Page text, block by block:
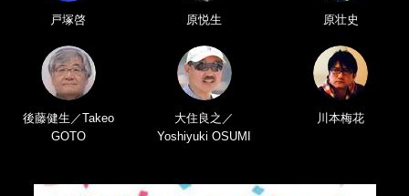
戸塚啓 原悦生 原壮史
後藤健生／Takeo
GOTO
大住良之／
Yoshiyuki OSUMI
川本梅花